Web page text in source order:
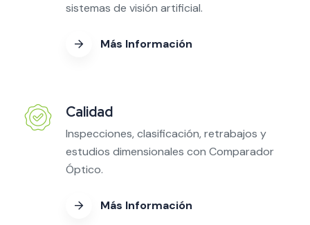
sistemas de visión artificial.
Más Información
Calidad
Inspecciones, clasificación, retrabajos y
estudios dimensionales con Comparador
Óptico.
Más Información